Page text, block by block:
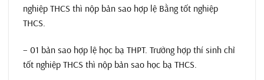
nghiệp THCS thì nộp bản sao hợp lệ Bằng tốt nghiệp
THCS.
– 01 bản sao hợp lệ học bạ THPT. Trường hợp thí sinh chỉ
tốt nghiệp THCS thì nộp bản sao học bạ THCS.